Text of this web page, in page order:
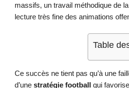
massifs, un travail méthodique de
lecture très fine des animations
Table
Ce succès ne tient pas qu’à une
d’une stratégie football qui